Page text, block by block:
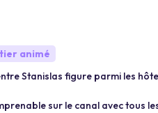
animé
Stanislas figure parmi les
sur le canal avec tous